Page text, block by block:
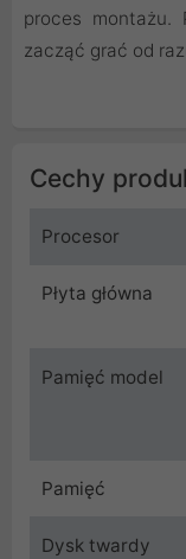
proces montażu.
zacząć grać od
Cechy
Procesor
Płyta główna
Pamięć model
Pamięć
Dysk twardy